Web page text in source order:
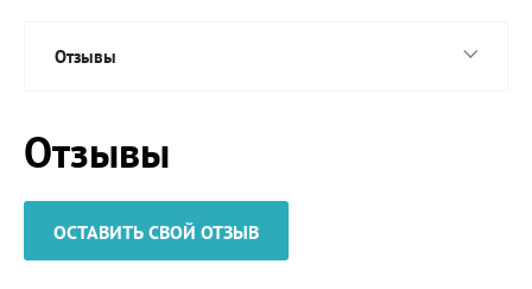
Отзывы
Отзывы
ОСТАВИТЬ СВОЙ ОТЗЫВ